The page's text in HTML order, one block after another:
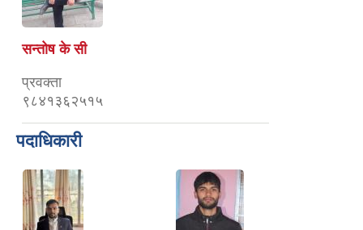
सन्तोष के सी
प्रवक्ता
९८४१३६२५१५
पदाधिकारी